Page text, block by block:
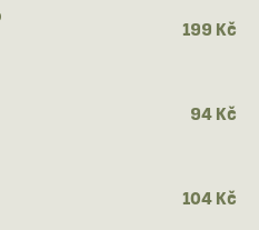
199 Kč
94 Kč
104 Kč